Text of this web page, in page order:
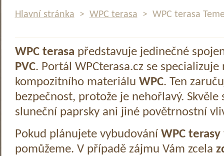
Hlavní stránka > WPC terasa > WPC terasa
WPC terasa představuje jedinečné
PVC. Portál WPCterasa.cz se specializuje
kompozitního materiálu WPC. Ten
bezpečnost, protože je nehořlavý.
sluneční paprsky ani jiné povětrnostní
Pokud plánujete vybudování WPC terasy
pomůžeme. V případě zájmu Vám zcela